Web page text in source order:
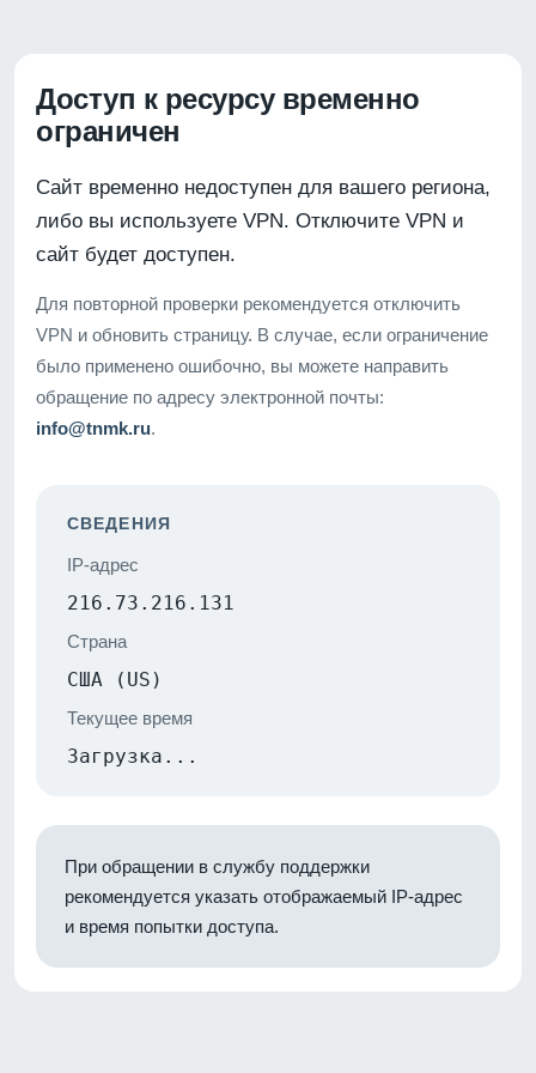
Доступ к ресурсу временно
ограничен
Сайт временно недоступен для вашего региона,
либо вы используете VPN. Отключите VPN и
сайт будет доступен.
Для повторной проверки рекомендуется отключить
VPN и обновить страницу. В случае, если ограничение
было применено ошибочно, вы можете направить
обращение по адресу электронной почты:
info@tnmk.ru.
СВЕДЕНИЯ
IP-адрес
216.73.216.131
Страна
США (US)
Текущее время
Загрузка...
При обращении в службу поддержки
рекомендуется указать отображаемый IP-адрес
и время попытки доступа.